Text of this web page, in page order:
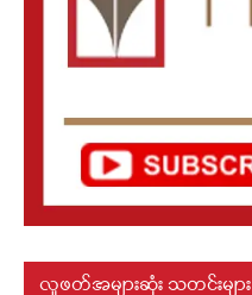
လူဖတ်အများဆုံး သတင်းများ